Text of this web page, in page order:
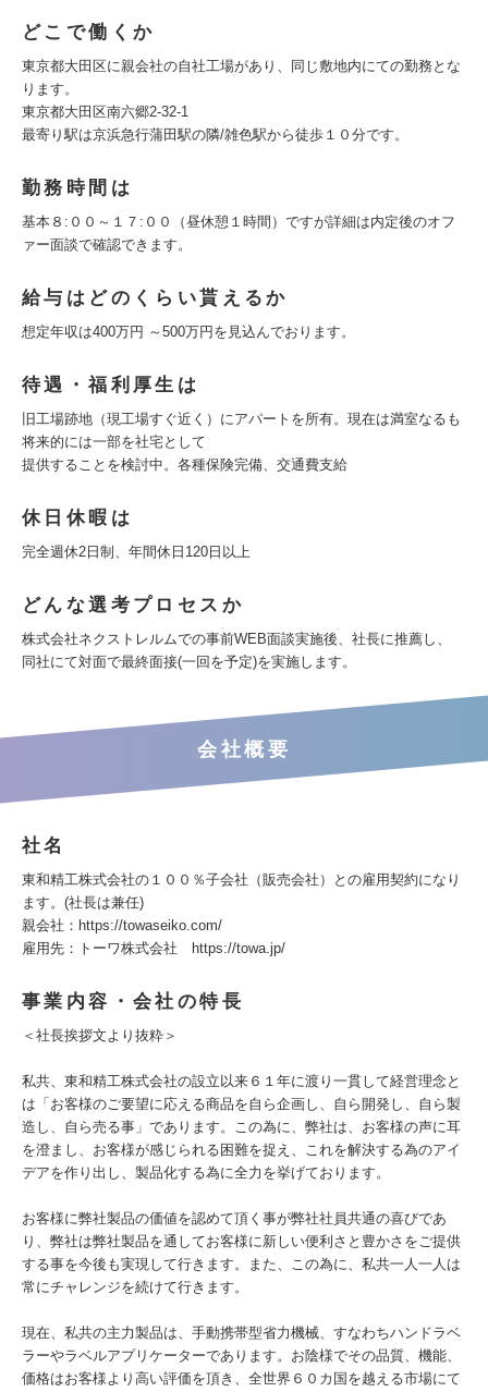
どこで働くか
東京都大田区に親会社の自社工場があり、同じ敷地内にての勤務とな
ります。
東京都大田区南六郷2-32-1
最寄り駅は京浜急行蒲田駅の隣/雑色駅から徒歩１０分です。
勤務時間は
基本８:００～１７:００（昼休憩１時間）ですが詳細は内定後のオフ
ァー面談で確認できます。
給与はどのくらい貰えるか
想定年収は400万円 ～500万円を見込んでおります。
待遇・福利厚生は
旧工場跡地（現工場すぐ近く）にアパートを所有。現在は満室なるも
将来的には一部を社宅として
提供することを検討中。各種保険完備、交通費支給
休日休暇は
完全週休2日制、年間休日120日以上
どんな選考プロセスか
株式会社ネクストレルムでの事前WEB面談実施後、社長に推薦し、
同社にて対面で最終面接(一回を予定)を実施します。
会社概要
社名
東和精工株式会社の１００％子会社（販売会社）との雇用契約になり
ます。(社長は兼任)
親会社：https://towaseiko.com/
雇用先：トーワ株式会社 https://towa.jp/
事業内容・会社の特長
＜社長挨拶文より抜粋＞
私共、東和精工株式会社の設立以来６１年に渡り一貫して経営理念と
は「お客様のご要望に応える商品を自ら企画し、自ら開発し、自ら製
造し、自ら売る事」であります。この為に、弊社は、お客様の声に耳
を澄まし、お客様が感じられる困難を捉え、これを解決する為のアイ
デアを作り出し、製品化する為に全力を挙げております。
お客様に弊社製品の価値を認めて頂く事が弊社社員共通の喜びであ
り、弊社は弊社製品を通してお客様に新しい便利さと豊かさをご提供
する事を今後も実現して行きます。また、この為に、私共一人一人は
常にチャレンジを続けて行きます。
現在、私共の主力製品は、手動携帯型省力機械、すなわちハンドラベ
ラーやラベルアプリケーターであります。お陰様でその品質、機能、
価格はお客様より高い評価を頂き、全世界６０カ国を越える市場にて